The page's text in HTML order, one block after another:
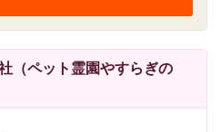
（ペット霊園やすらぎの